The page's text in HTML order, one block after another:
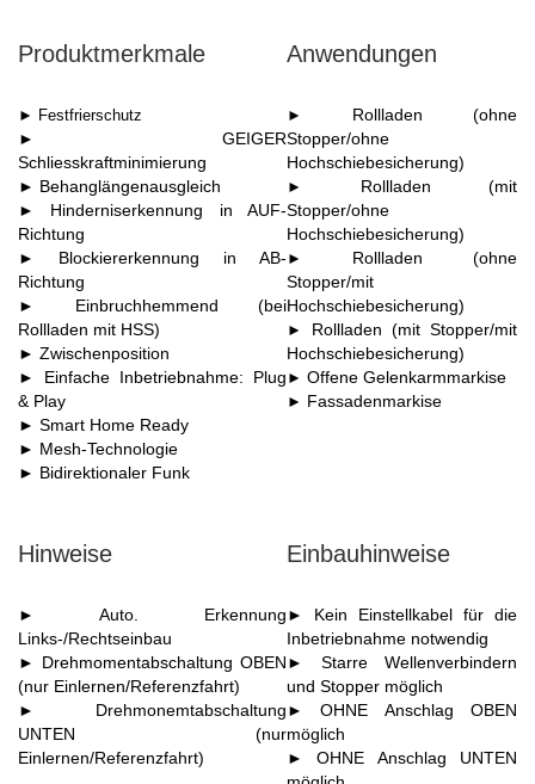
Produktmerkmale Anwendungen
► Festfrierschutz
► GEIGER
Schliesskraftminimierung
► Behanglängenausgleich
► Hinderniserkennung in AUF-
Richtung
► Blockiererkennung in AB-
Richtung
► Einbruchhemmend (bei
Rollladen mit HSS)
► Zwischenposition
► Einfache Inbetriebnahme: Plug
& Play
► Smart Home Ready
► Mesh-Technologie
► Bidirektionaler Funk
► Rollladen (ohne
Stopper/ohne
Hochschiebesicherung)
► Rollladen (mit
Stopper/ohne
Hochschiebesicherung)
► Rollladen (ohne
Stopper/mit
Hochschiebesicherung)
► Rollladen (mit Stopper/mit
Hochschiebesicherung)
► Offene Gelenkarmmarkise
► Fassadenmarkise
Hinweise Einbauhinweise
► Auto. Erkennung
Links-/Rechtseinbau
► Drehmomentabschaltung OBEN
(nur Einlernen/Referenzfahrt)
► Drehmonemtabschaltung
UNTEN (nur
Einlernen/Referenzfahrt)
► Kein Einstellkabel für die
Inbetriebnahme notwendig
► Starre Wellenverbindern
und Stopper möglich
► OHNE Anschlag OBEN
möglich
► OHNE Anschlag UNTEN